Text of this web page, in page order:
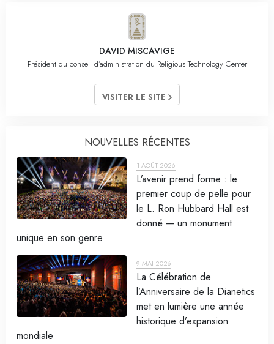
DAVID MISCAVIGE
Président du conseil d’administration du Religious Technology Center
VISITER LE SITE
NOUVELLES RÉCENTES
1 AOÛT 2026
L’avenir prend forme : le
premier coup de pelle pour
le L. Ron Hubbard Hall est
donné — un monument
unique en son genre
9 MAI 2026
La Célébration de
l’Anniversaire de la Dianetics
met en lumière une année
historique d’expansion
mondiale